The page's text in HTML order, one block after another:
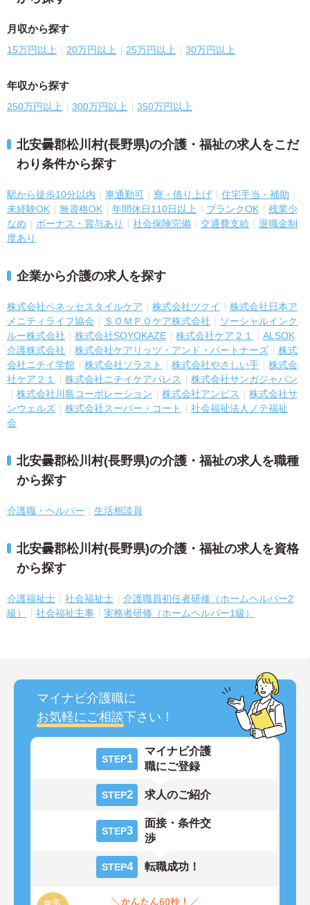
月収から探す
15万円以上 20万円以上 25万円以上 30万円以上
年収から探す
250万円以上 300万円以上 350万円以上
北安曇郡松川村(長野県)の介護・福祉の求人をこだ
わり条件から探す
駅から徒歩10分以内 車通勤可 寮・借り上げ
住宅手当・補助
未経験OK
無資格OK 年間休日110日以上 ブランクOK
残業少
なめ
ボーナス・賞与あり 社会保険完備 交通費支給
退職金制
度あり
企業から介護の求人を探す
株式会社ベネッセスタイルケア 株式会社ツクイ
株式会社日本ア
メニティライフ協会
ＳＯＭＰＯケア株式会社
ソーシャルインク
ルー株式会社
株式会社SOYOKAZE 株式会社ケア２１
ALSOK
介護株式会社
株式会社ケアリッツ・アンド・パートナーズ
株式
会社ニチイ学館
株式会社ソラスト 株式会社やさしい手
株式会
社ケア２１
株式会社ニチイケアパレス
株式会社サンガジャパン
株式会社川島コーポレーション
株式会社アンビス
株式会社サ
ンウェルズ
株式会社スーパー・コート
社会福祉法人ノテ福祉
会
北安曇郡松川村(長野県)の介護・福祉の求人を職種
から探す
介護職・ヘルパー 生活相談員
北安曇郡松川村(長野県)の介護・福祉の求人を資格
から探す
介護福祉士 社会福祉士
介護職員初任者研修（ホームヘルパー2
級）
社会福祉主事 実務者研修（ホームヘルパー1級）
マイナビ介護職に
お気軽にご相談下さい！
STEP1
マイナビ介護
職にご登録
STEP2 求人のご紹介
STEP3
面接・条件交
渉
STEP4 転職成功！